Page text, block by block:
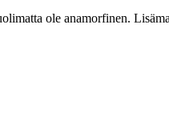
ole anamorfinen.